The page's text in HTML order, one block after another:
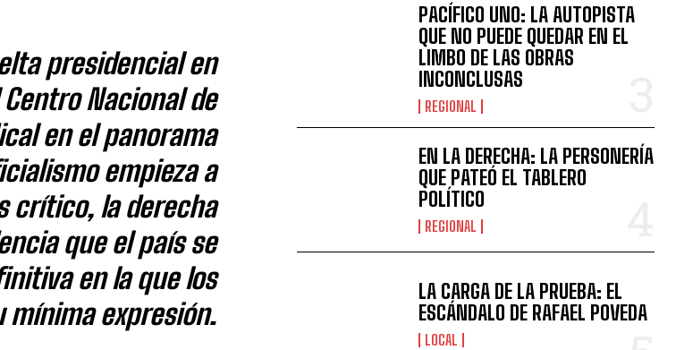
presidencial en
Nacional de
en el panorama
empieza a
crítico, la derecha
que el país se
en la que los
mínima expresión.
PACÍFICO UNO: LA AUTOPISTA
QUE NO PUEDE QUEDAR EN EL
LIMBO DE LAS OBRAS
INCONCLUSAS
REGIONAL
EN LA DERECHA: LA PERSONERÍA
QUE PATEÓ EL TABLERO
POLÍTICO
REGIONAL
LA CARGA DE LA PRUEBA: EL
ESCÁNDALO DE RAFAEL POVEDA
LOCAL